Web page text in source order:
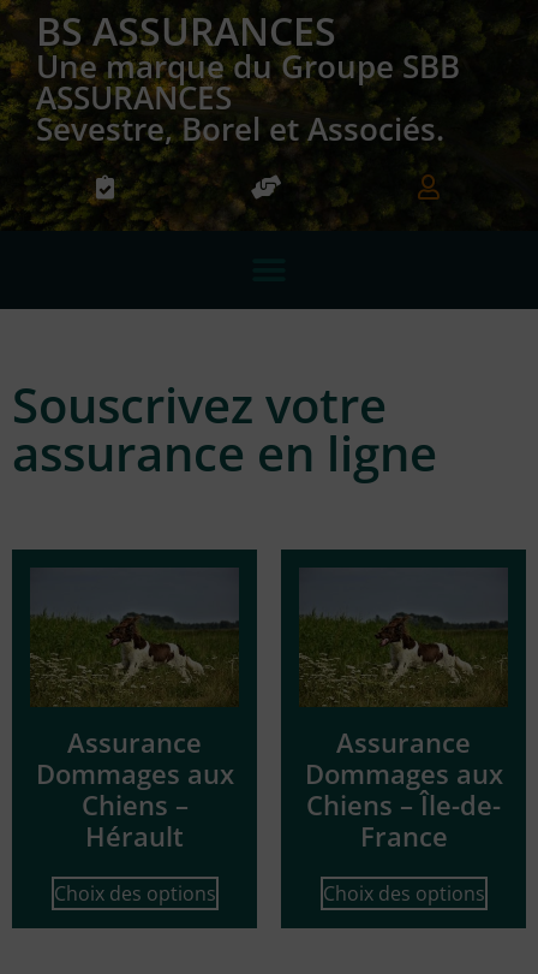
BS ASSURANCES
Une marque du Groupe SBB
ASSURANCES
Sevestre, Borel et Associés.
Souscrivez votre
assurance en ligne
Assurance
Dommages aux
Chiens –
Hérault
Choix des options
Assurance
Dommages aux
Chiens – Île-de-
France
Choix des options